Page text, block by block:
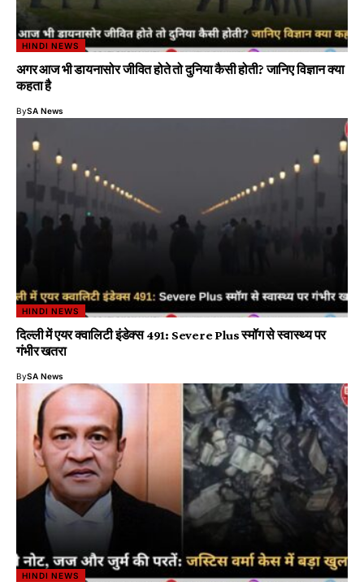
HINDI NEWS
अगर आज भी डायनासोर जीवित होते तो दुनिया कैसी होती? जानिए विज्ञान क्या
कहता है
BySA News
HINDI NEWS
दिल्ली में एयर क्वालिटी इंडेक्स 491: Severe Plus स्मॉग से स्वास्थ्य पर
गंभीर खतरा
BySA News
HINDI NEWS